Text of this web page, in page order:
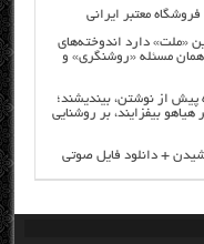
«ملت» دارد اندوخته‌های
مسئله «روشنگری» و
پیش از نوشتن، بیندیشند؛
بیفزایند، بر روشنایی
+ دانلود فایل صوتی